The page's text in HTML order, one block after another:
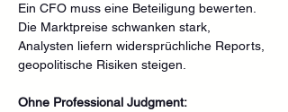
Ein CFO muss eine Beteiligung bewerten.
Die Marktpreise schwanken stark,
Analysten liefern widersprüchliche Reports,
geopolitische Risiken steigen.
Ohne Professional Judgment: